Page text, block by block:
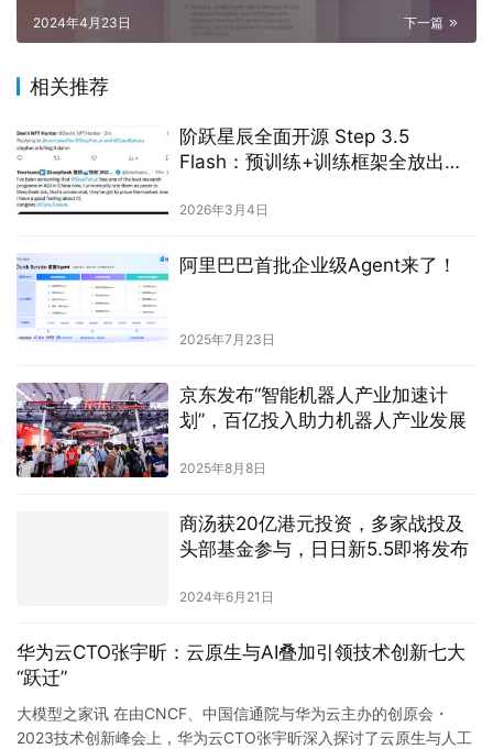
下一篇
2024年4月23日
相关推荐
阶跃星辰全面开源 Step 3.5
Flash：预训练+训练框架全放出，
2026年3月4日
阿里巴巴首批企业级Agent来了！
2025年7月23日
京东发布“智能机器人产业加速计
划”，百亿投入助力机器人产业发展
2025年8月8日
商汤获20亿港元投资，多家战投及
头部基金参与，日日新5.5即将发布
2024年6月21日
华为云CTO张宇昕：云原生与AI叠加引领技术创新七大
“跃迁”
大模型之家讯 在由CNCF、中国信通院与华为云主办的创原会・
2023技术创新峰会上，华为云CTO张宇昕深入探讨了云原生与人工